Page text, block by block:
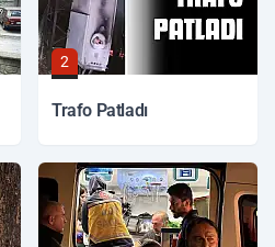
2
Trafo Patladı